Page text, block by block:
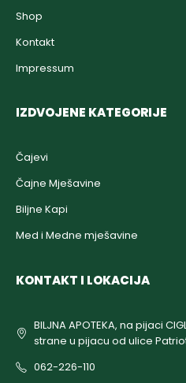
Shop
Kontakt
Impressum
IZDVOJENE KATEGORIJE
Čajevi
Čajne Mješavine
Biljne Kapi
Med i Medne mješavine
KONTAKT I LOKACIJA
BILJNA APOTEKA, na pijaci
strane u pijacu od ulice
062-226-110